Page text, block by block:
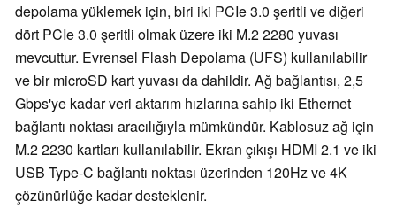
depolama yüklemek için, biri iki PCIe 3.0 şeritli ve diğeri
dört PCIe 3.0 şeritli olmak üzere iki M.2 2280 yuvası
mevcuttur. Evrensel Flash Depolama (UFS) kullanılabilir
ve bir microSD kart yuvası da dahildir. Ağ bağlantısı, 2,5
Gbps'ye kadar veri aktarım hızlarına sahip iki Ethernet
bağlantı noktası aracılığıyla mümkündür. Kablosuz ağ için
M.2 2230 kartları kullanılabilir. Ekran çıkışı HDMI 2.1 ve iki
USB Type-C bağlantı noktası üzerinden 120Hz ve 4K
çözünürlüğe kadar desteklenir.